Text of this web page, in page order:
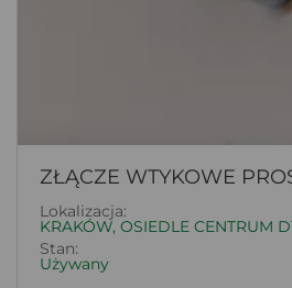
ZŁĄCZE WTYKOWE
Lokalizacja:
KRAKÓW, OSIEDLE CENTRUM
Stan:
Używany